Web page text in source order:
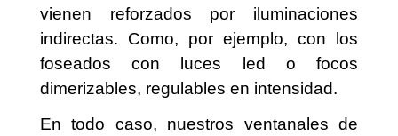
vienen reforzados por iluminaciones
indirectas. Como, por ejemplo, con los
foseados con luces led o focos
dimerizables, regulables en intensidad.
En todo caso, nuestros ventanales de